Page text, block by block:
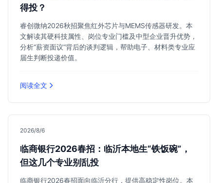
得投？
睿创微纳2026秋招聚焦红外芯片与MEMS传感器研发。本
文解读其硬科技属性、岗位专业门槛及中型企业晋升优势，
分析“薪资面议”背后的谈判逻辑，帮助电子、材料类专业应
届生判断投递价值。
阅读全文
2026/8/6
临商银行2026春招：临沂本地生“铁饭碗”，
但这几个专业别乱投
临商银行2026春招面向临沂分行，提供高稳定性岗位。本